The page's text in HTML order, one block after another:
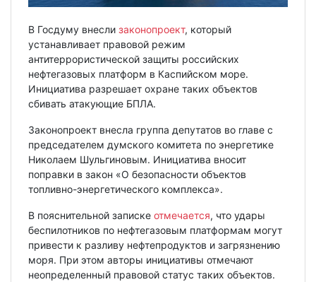
В Госдуму внесли законопроект, который
устанавливает правовой режим
антитеррористической защиты российских
нефтегазовых платформ в Каспийском море.
Инициатива разрешает охране таких объектов
сбивать атакующие БПЛА.
Законопроект внесла группа депутатов во главе с
председателем думского комитета по энергетике
Николаем Шульгиновым. Инициатива вносит
поправки в закон «О безопасности объектов
топливно-энергетического комплекса».
В пояснительной записке отмечается, что удары
беспилотников по нефтегазовым платформам могут
привести к разливу нефтепродуктов и загрязнению
моря. При этом авторы инициативы отмечают
неопределенный правовой статус таких объектов.